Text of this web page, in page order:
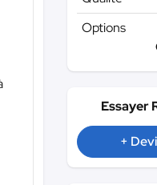
Options
Essayer
+